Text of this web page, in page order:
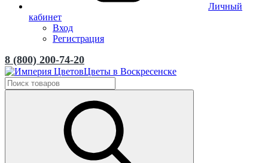
Личный
кабинет
Вход
Регистрация
8 (800) 200-74-20
Цветы в Воскресенске